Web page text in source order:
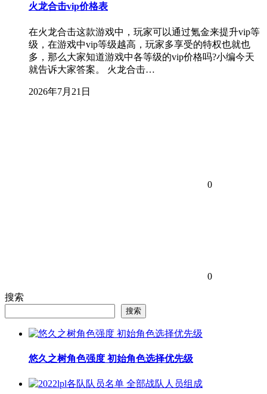
火龙合击vip价格表
在火龙合击这款游戏中，玩家可以通过氪金来提升vip等
级，在游戏中vip等级越高，玩家多享受的特权也就也
多，那么大家知道游戏中各等级的vip价格吗?小编今天
就告诉大家答案。 火龙合击…
2026年7月21日
0
0
搜索
搜索
悠久之树角色强度 初始角色选择优先级